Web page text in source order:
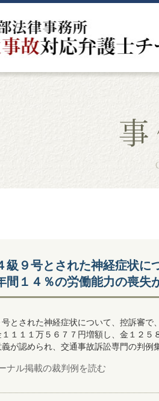
級９号とされた神経症状
間１４％の労働能力の喪失
とされた神経症状について、控訴審
１１１万５６７７円増額し、金１２
が認められ、交通事故訴訟専門の判
ナル掲載の裁判例を読む